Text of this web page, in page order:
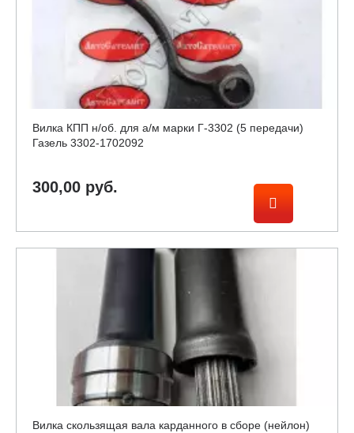
Вилка КПП н/об. для а/м марки Г-3302 (5 передачи)
Газель 3302-1702092
300,00 руб.
Вилка скользящая вала карданного в сборе (нейлон)